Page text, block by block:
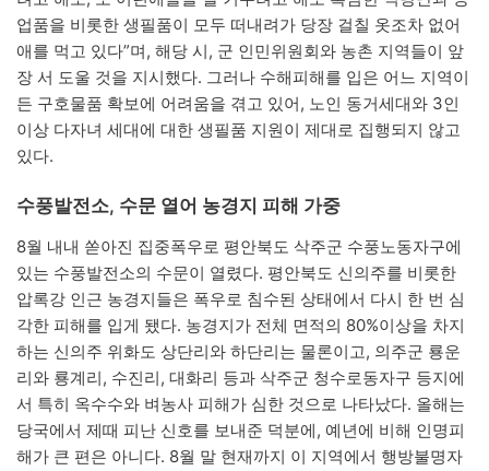
업품을 비롯한 생필품이 모두 떠내려가 당장 걸칠 옷조차 없어
애를 먹고 있다”며, 해당 시, 군 인민위원회와 농촌 지역들이 앞
장 서 도울 것을 지시했다. 그러나 수해피해를 입은 어느 지역이
든 구호물품 확보에 어려움을 겪고 있어, 노인 동거세대와 3인
이상 다자녀 세대에 대한 생필품 지원이 제대로 집행되지 않고
있다.
수풍발전소, 수문 열어 농경지 피해 가중
8월 내내 쏟아진 집중폭우로 평안북도 삭주군 수풍노동자구에
있는 수풍발전소의 수문이 열렸다. 평안북도 신의주를 비롯한
압록강 인근 농경지들은 폭우로 침수된 상태에서 다시 한 번 심
각한 피해를 입게 됐다. 농경지가 전체 면적의 80%이상을 차지
하는 신의주 위화도 상단리와 하단리는 물론이고, 의주군 룡운
리와 룡계리, 수진리, 대화리 등과 삭주군 청수로동자구 등지에
서 특히 옥수수와 벼농사 피해가 심한 것으로 나타났다. 올해는
당국에서 제때 피난 신호를 보내준 덕분에, 예년에 비해 인명피
해가 큰 편은 아니다. 8월 말 현재까지 이 지역에서 행방불명자